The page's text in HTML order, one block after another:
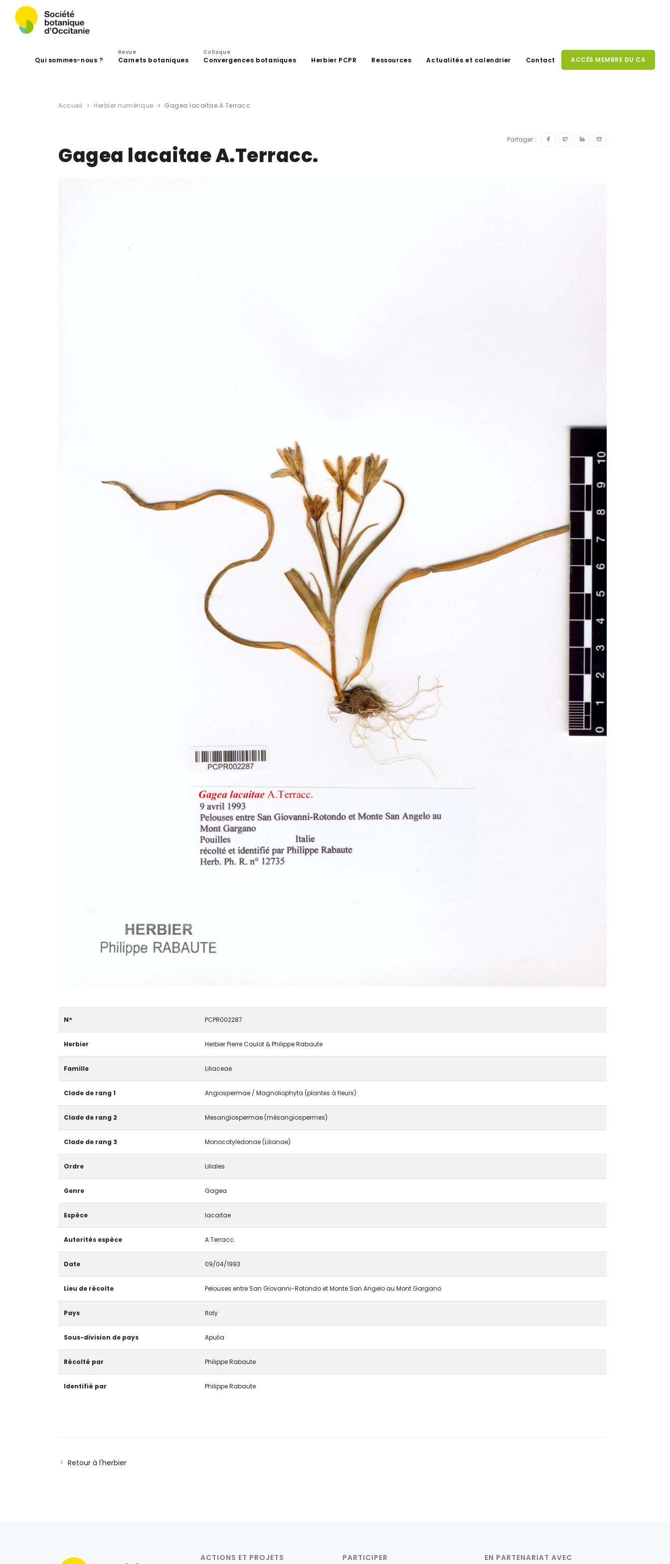
Qui sommes-nous ?
Revue
Carnets botaniques
Colloque
Convergences botaniques Herbier PCPR Ressources Actualités et calendrier Contact ACCÈS MEMBRE DU CA
Accueil Herbier numérique Gagea lacaitae A.Terracc.
Partager :
Gagea lacaitae A.Terracc.
N° PCPR002287
Herbier Herbier Pierre Coulot & Philippe Rabaute
Famille Liliaceae
Clade de rang 1 Angiospermae / Magnoliophyta (plantes à fleurs)
Clade de rang 2 Mesangiospermae (mésangiospermes)
Clade de rang 3 Monocotyledonae (Lilianae)
Ordre Liliales
Genre Gagea
Espèce lacaitae
Autorités espèce A.Terracc.
Date 09/04/1993
Lieu de récolte Pelouses entre San Giovanni-Rotondo et Monte San Angelo au Mont Gargano
Pays Italy
Sous-division de pays Apulia
Récolté par Philippe Rabaute
Identifié par Philippe Rabaute
Retour à l'herbier
ACTIONS ET PROJETS PARTICIPER EN PARTENARIAT AVEC